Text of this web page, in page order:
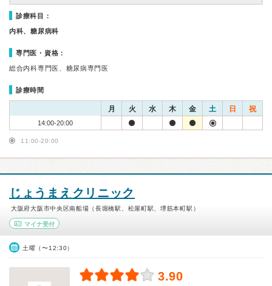
診療科目：
内科、糖尿病科
専門医・資格：
総合内科専門医、糖尿病専門医
診療時間
月 火 水 木 金 土 日 祝
14:00-20:00
11:00-20:00
じょうまえクリニック
大阪府大阪市中央区南船場（長堀橋駅、松屋町駅、堺筋本町駅）
マイナ受付
土曜（〜12:30）
3.90